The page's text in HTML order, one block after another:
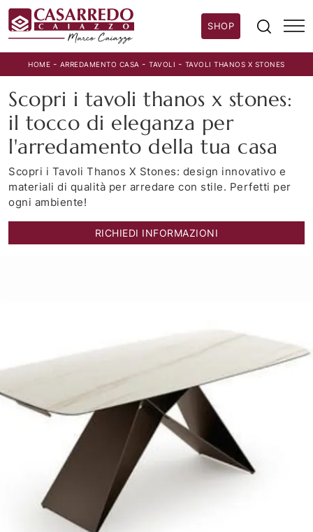
SHOP
HOME - ARREDAMENTO CASA -TAVOLI - TAVOLI THANOS X STONES
Scopri i tavoli thanos x stones:
il tocco di eleganza per
l'arredamento della tua casa
Scopri i Tavoli Thanos X Stones: design innovativo e
materiali di qualità per arredare con stile. Perfetti per
ogni ambiente!
RICHIEDI INFORMAZIONI